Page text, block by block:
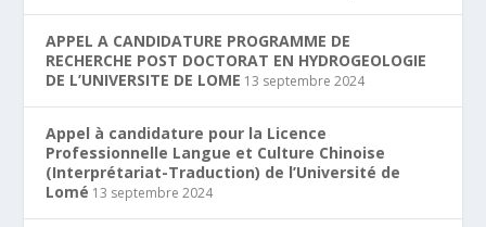
APPEL A CANDIDATURE PROGRAMME DE
RECHERCHE POST DOCTORAT EN HYDROGEOLOGIE
DE L’UNIVERSITE DE LOME 13 septembre 2024
Appel à candidature pour la Licence
Professionnelle Langue et Culture Chinoise
(Interprétariat-Traduction) de l’Université de
Lomé 13 septembre 2024